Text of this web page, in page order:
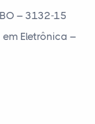
– 3132-15
Eletrônica –